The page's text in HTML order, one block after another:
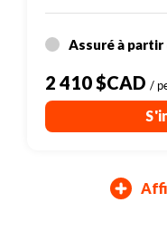
Assuré à partir
2 410 $CAD /